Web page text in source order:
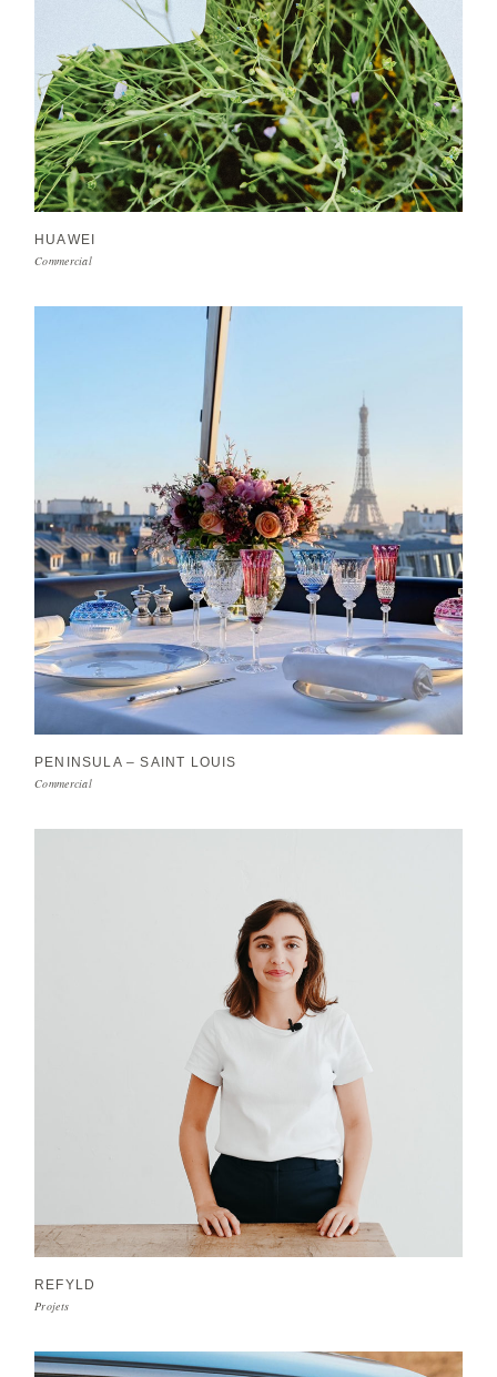
HUAWEI
Commercial
PENINSULA – SAINT LOUIS
Commercial
REFYLD
Projets